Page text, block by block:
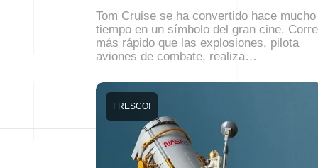
Tom Cruise se ha convertido hace mucho
tiempo en un símbolo del gran cine. Corre
más rápido que las explosiones, pilota
aviones de combate, realiza…
FRESCO!